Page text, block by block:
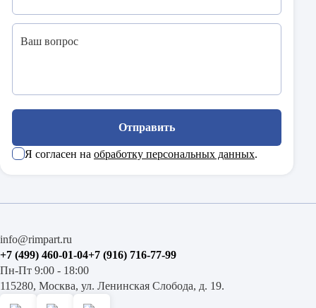
Отправить
Я согласен на обработку персональных данных.
info@rimpart.ru
+7 (499) 460-01-04+7 (916) 716-77-99
Пн-Пт 9:00 - 18:00
115280, Москва, ул. Ленинская Слобода, д. 19.